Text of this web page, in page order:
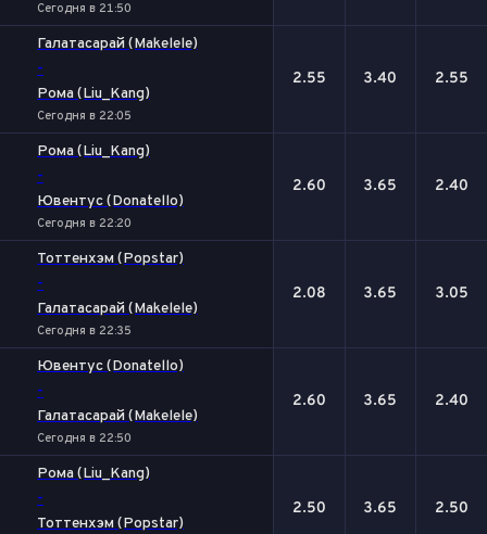
Сегодня в 21:50
Галатасарай (Makelele)
-
Рома (Liu_Kang)
Сегодня в 22:05
2.55 3.40 2.55
Рома (Liu_Kang)
-
Ювентус (Donatello)
Сегодня в 22:20
2.60 3.65 2.40
Тоттенхэм (Popstar)
-
Галатасарай (Makelele)
Сегодня в 22:35
2.08 3.65 3.05
Ювентус (Donatello)
-
Галатасарай (Makelele)
Сегодня в 22:50
2.60 3.65 2.40
Рома (Liu_Kang)
-
Тоттенхэм (Popstar)
2.50 3.65 2.50